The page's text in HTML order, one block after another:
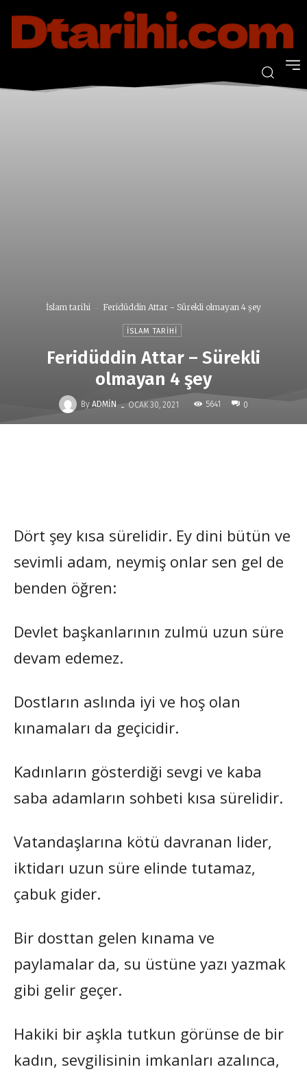
İslam tarihi Feridüddin Attar - Sürekli olmayan 4 şey
İSLAM TARIHI
Feridüddin Attar – Sürekli
olmayan 4 şey
By ADMIN - OCAK 30, 2021 5641 0
Dört şey kısa sürelidir. Ey dini bütün ve
sevimli adam, neymiş onlar sen gel de
benden öğren:
Devlet başkanlarının zulmü uzun süre
devam edemez.
Dostların aslında iyi ve hoş olan
kınamaları da geçicidir.
Kadınların gösterdiği sevgi ve kaba
saba adamların sohbeti kısa sürelidir.
Vatandaşlarına kötü davranan lider,
iktidarı uzun süre elinde tutamaz,
çabuk gider.
Bir dosttan gelen kınama ve
paylamalar da, su üstüne yazı yazmak
gibi gelir geçer.
Hakiki bir aşkla tutkun görünse de bir
kadın, sevgilisinin imkanları azalınca,